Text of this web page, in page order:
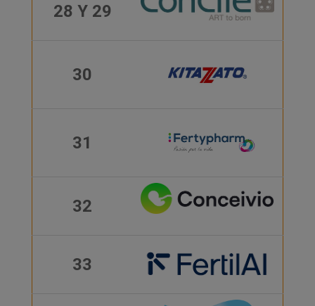
28 Y 29
30
31
32
33